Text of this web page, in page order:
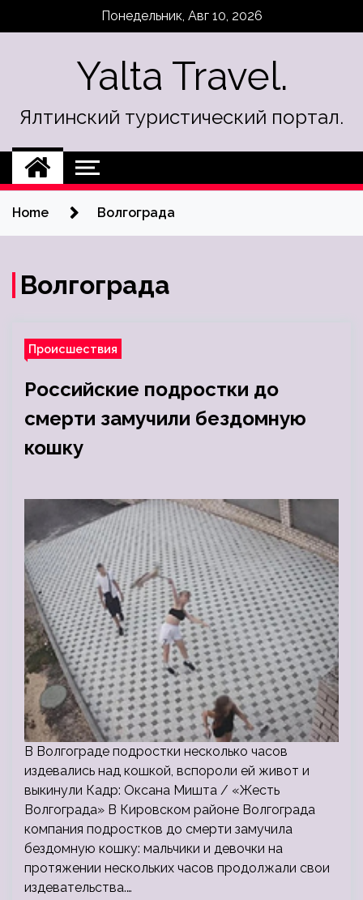
Понедельник, Авг 10, 2026
Yalta Travel.
Ялтинский туристический портал.
Home Волгограда
Волгограда
Происшествия
Российские подростки до
смерти замучили бездомную
кошку
В Волгограде подростки несколько часов
издевались над кошкой, вспороли ей живот и
выкинули Кадр: Оксана Мишта / «Жесть
Волгограда» В Кировском районе Волгограда
компания подростков до смерти замучила
бездомную кошку: мальчики и девочки на
протяжении нескольких часов продолжали свои
издевательства.…